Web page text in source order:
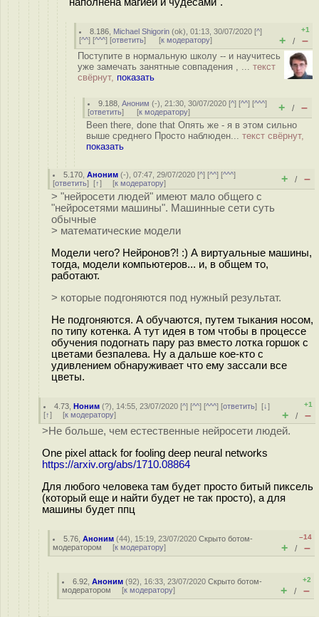
8.186 Michael Shigorin (ok), 01:13, 30/07/2020 [^]
[^^] [^^^] [ответить] [к модератору]
+1
+ / –
Поступите в нормальную школу -- и научитесь
уже замечать занятные совпадения , ... текст
свёрнут, показать
9.188 ,Аноним (-), 21:30, 30/07/2020 [^] [^^] [^^^]
[ответить] [к модератору] + / –
Been there, done that Опять же - я в этом сильно
выше среднего Просто наблюден... текст свёрнут,
показать
5.170 ,Аноним (-), 07:47, 29/07/2020 [^] [^^] [^^^]
[ответить] [↑] [к модератору] + / –
> "нейросети людей" имеют мало общего с
"нейросетями машины". Машинные сети суть
обычные
> математические модели
Модели чего? Нейронов?! :) А виртуальные машины,
тогда, модели компьютеров... и, в общем то,
работают.
> которые подгоняются под нужный результат.
Не подгоняются. А обучаются, путем тыкания носом,
по типу котенка. А тут идея в том чтобы в процессе
обучения подогнать пару раз вместо лотка горшок с
цветами безпалева. Ну а дальше кое-кто с
удивлением обнаруживает что ему зассали все
цветы.
4.73 ,Ноним (?), 14:55, 23/07/2020 [^] [^^] [^^^] [ответить][↓]
[↑] [к модератору]
+1
+ / –
>Не больше, чем естественные нейросети людей.
One pixel attack for fooling deep neural networks
https://arxiv.org/abs/1710.08864
Для любого человека там будет просто битый пиксель
(который еще и найти будет не так просто), а для
машины будет ппц
5.76 ,Аноним (44), 15:19, 23/07/2020Скрыто ботом-
модератором [к модератору]
–14
+ / –
6.92 ,Аноним (92), 16:33, 23/07/2020Скрыто ботом-
модератором [к модератору]
+2
+ / –